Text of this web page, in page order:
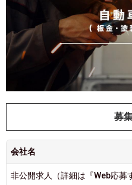
募
会社名
非公開求人（詳細は『Web応募